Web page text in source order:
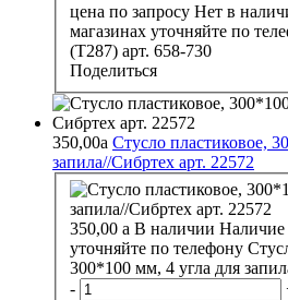
цена по запросу Нет в
магазинах уточняйте по
(Т287) арт. 658-730
Поделиться
350,00a Стусло пластиковое,
запила//Сибртех арт. 22572
350,00 a В наличии Наличие
уточняйте по телефону
300*100 мм, 4 угла для
-